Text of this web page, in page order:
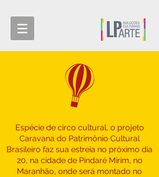
Espécie de circo cultural, o projeto
Caravana do Patrimônio Cultural
Brasileiro faz sua estreia no próximo dia
20, na cidade de Pindaré Mirim, no
Maranhão, onde será montado no